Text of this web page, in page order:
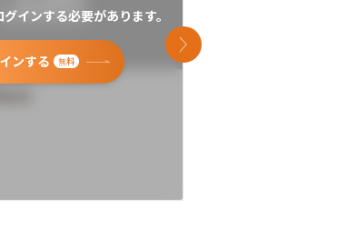
インする必要があります。
ンする 無料
次のスライド